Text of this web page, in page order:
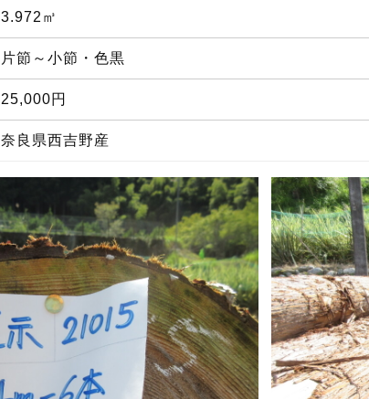
3.972㎥
片節～小節・色黒
25,000円
奈良県西吉野産